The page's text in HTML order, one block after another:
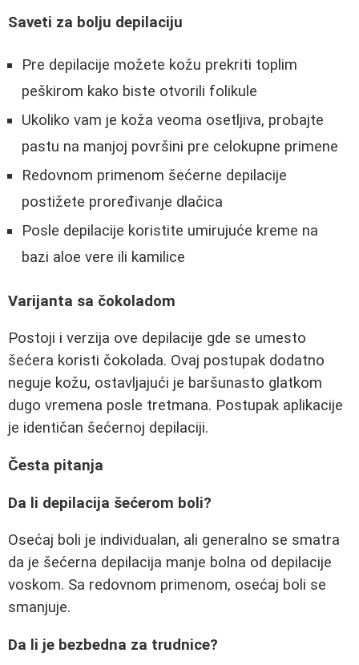
Saveti za bolju depilaciju
Pre depilacije možete kožu prekriti toplim
peškirom kako biste otvorili folikule
Ukoliko vam je koža veoma osetljiva, probajte
pastu na manjoj površini pre celokupne primene
Redovnom primenom šećerne depilacije
postižete proređivanje dlačica
Posle depilacije koristite umirujuće kreme na
bazi aloe vere ili kamilice
Varijanta sa čokoladom
Postoji i verzija ove depilacije gde se umesto
šećera koristi čokolada. Ovaj postupak dodatno
neguje kožu, ostavljajući je baršunasto glatkom
dugo vremena posle tretmana. Postupak aplikacije
je identičan šećernoj depilaciji.
Česta pitanja
Da li depilacija šećerom boli?
Osećaj boli je individualan, ali generalno se smatra
da je šećerna depilacija manje bolna od depilacije
voskom. Sa redovnom primenom, osećaj boli se
smanjuje.
Da li je bezbedna za trudnice?